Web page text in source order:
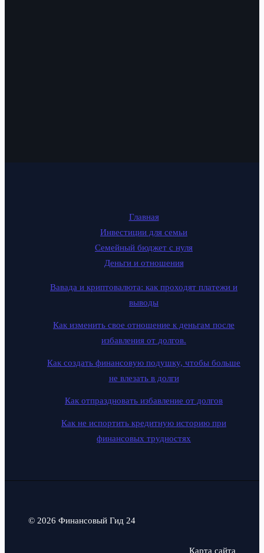
Главная
Инвестиции для семьи
Семейный бюджет с нуля
Деньги и отношения
Вавада и криптовалюта: как проходят платежи и
выводы
Как изменить свое отношение к деньгам после
избавления от долгов.
Как создать финансовую подушку, чтобы больше
не влезать в долги
Как отпраздновать избавление от долгов
Как не испортить кредитную историю при
финансовых трудностях
© 2026 Финансовый Гид 24
Карта сайта